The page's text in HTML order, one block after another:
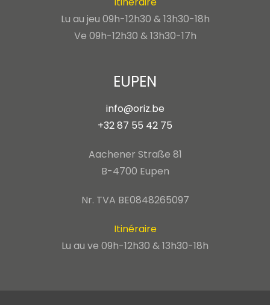
Lu au jeu 09h-12h30 & 13h30-18h
Ve 09h-12h30 & 13h30-17h
EUPEN
info@oriz.be
+32 87 55 42 75
Aachener Straße 81
B-4700 Eupen
Nr. TVA BE0848265097
Itinéraire
Lu au ve 09h-12h30 & 13h30-18h